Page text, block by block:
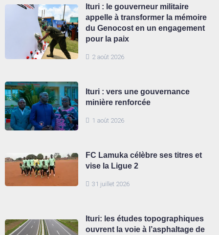
2 août 2026
Ituri : le gouverneur militaire
appelle à transformer la mémoire
du Genocost en un engagement
pour la paix
1 août 2026
Ituri : vers une gouvernance
minière renforcée
31 juillet 2026
FC Lamuka célèbre ses titres et
vise la Ligue 2
Ituri: les études topographiques
ouvrent la voie à l’asphaltage de